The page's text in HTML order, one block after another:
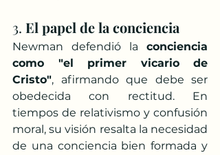
3. El papel de la conciencia
Newman defendió la conciencia
como "el primer vicario de
Cristo", afirmando que debe ser
obedecida con rectitud. En
tiempos de relativismo y confusión
moral, su visión resalta la necesidad
de una conciencia bien formada y